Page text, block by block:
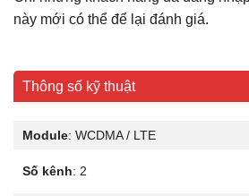
này mới có thể để lại đánh giá.
Thông số kỹ thuật
Module: WCDMA / LTE
Số kênh: 2